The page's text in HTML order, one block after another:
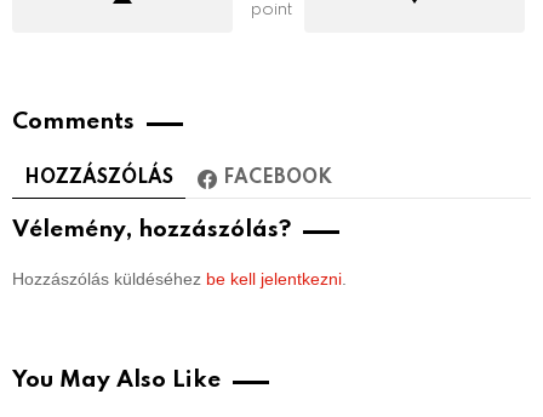
point
Comments
HOZZÁSZÓLÁS FACEBOOK
Vélemény, hozzászólás?
Hozzászólás küldéséhez be kell jelentkezni.
You May Also Like